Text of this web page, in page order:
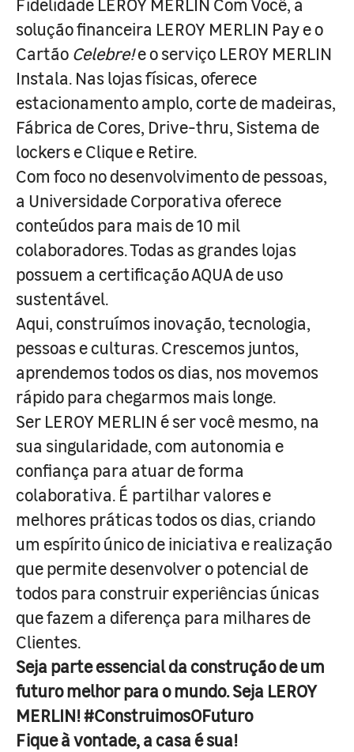
solução financeira LEROY MERLIN Pay e o
Cartão Celebre!e o serviço LEROY MERLIN
Instala. Nas lojas físicas, oferece
estacionamento amplo, corte de madeiras,
Fábrica de Cores, Drive-thru, Sistema de
lockers e Clique e Retire.
Com foco no desenvolvimento de pessoas,
a Universidade Corporativa oferece
conteúdos para mais de 10 mil
colaboradores. Todas as grandes lojas
possuem a certificação AQUA de uso
sustentável.
Aqui, construímos inovação, tecnologia,
pessoas e culturas. Crescemos juntos,
aprendemos todos os dias, nos movemos
rápido para chegarmos mais longe.
Ser LEROY MERLIN é ser você mesmo, na
sua singularidade, com autonomia e
confiança para atuar de forma
colaborativa. É partilhar valores e
melhores práticas todos os dias, criando
um espírito único de iniciativa e realização
que permite desenvolver o potencial de
todos para construir experiências únicas
que fazem a diferença para milhares de
Clientes.
Seja parte essencial da construção de um
futuro melhor para o mundo. Seja LEROY
MERLIN! #ConstruimosOFuturo
Fique à vontade, a casa é sua!